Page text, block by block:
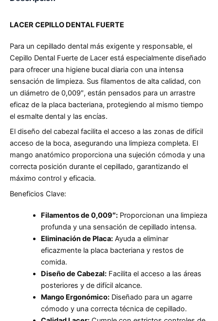
LACER CEPILLO DENTAL FUERTE
Para un cepillado dental más exigente y responsable, el
Cepillo Dental Fuerte de Lacer está especialmente diseñado
para ofrecer una higiene bucal diaria con una intensa
sensación de limpieza. Sus filamentos de alta calidad, con
un diámetro de 0,009″, están pensados para un arrastre
eficaz de la placa bacteriana, protegiendo al mismo tiempo
el esmalte dental y las encías.
El diseño del cabezal facilita el acceso a las zonas de difícil
acceso de la boca, asegurando una limpieza completa. El
mango anatómico proporciona una sujeción cómoda y una
correcta posición durante el cepillado, garantizando el
máximo control y eficacia.
Beneficios Clave:
Filamentos de 0,009″:Proporcionan una limpieza
profunda y una sensación de cepillado intensa.
Eliminación de Placa:Ayuda a eliminar
eficazmente la placa bacteriana y restos de
comida.
Diseño de Cabezal:Facilita el acceso a las áreas
posteriores y de difícil alcance.
Mango Ergonómico:Diseñado para un agarre
cómodo y una correcta técnica de cepillado.